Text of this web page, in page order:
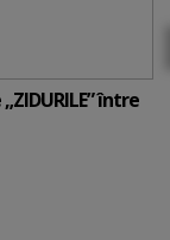
între